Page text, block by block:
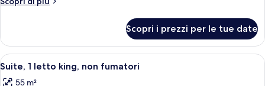
queen
2
letti
queen
Scopri i prezzi per le tue date
Apri
tutte
Una camera d'albergo con un
7
Suite, 1 letto king, non fumatori
55 m²